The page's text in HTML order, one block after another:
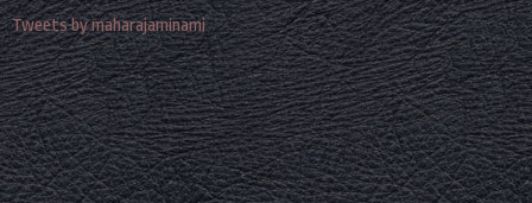
Tweets by maharajaminami